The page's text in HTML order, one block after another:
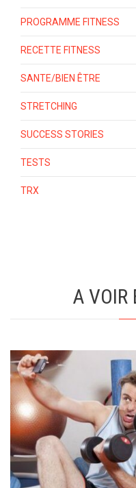
PROGRAMME FITNESS
RECETTE FITNESS
SANTE/BIEN ÊTRE
STRETCHING
SUCCESS STORIES
TESTS
TRX
A VOIR